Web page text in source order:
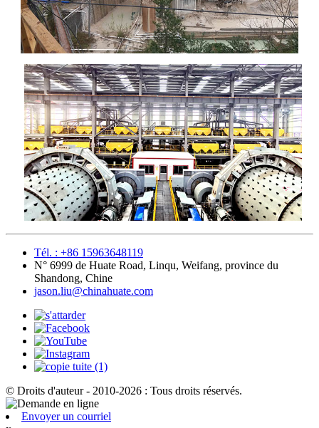
Tél. : +86 15963648119
N° 6999 de Huate Road, Linqu, Weifang, province du
Shandong, Chine
jason.liu@chinahuate.com
© Droits d'auteur - 2010-2026 : Tous droits réservés.
Envoyer un courriel